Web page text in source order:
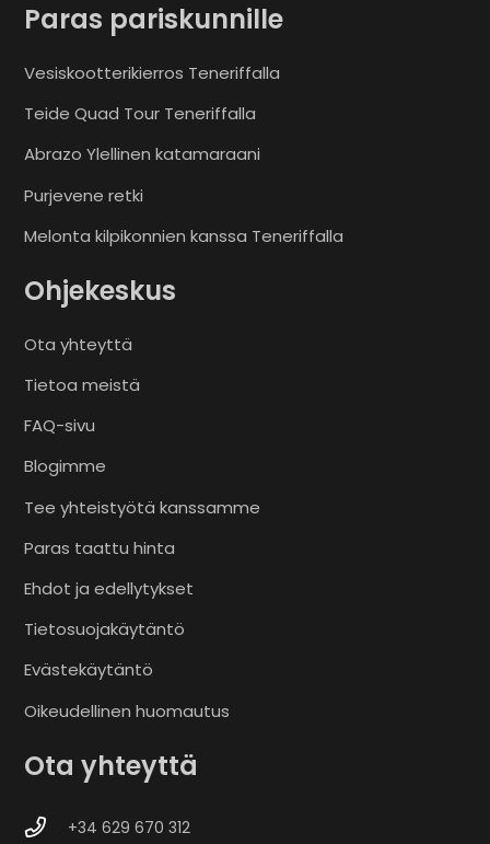
Paras pariskunnille
Vesiskootterikierros Teneriffalla
Teide Quad Tour Teneriffalla
Abrazo Ylellinen katamaraani
Purjevene retki
Melonta kilpikonnien kanssa Teneriffalla
Ohjekeskus
Ota yhteyttä
Tietoa meistä
FAQ-sivu
Blogimme
Tee yhteistyötä kanssamme
Paras taattu hinta
Ehdot ja edellytykset
Tietosuojakäytäntö
Evästekäytäntö
Oikeudellinen huomautus
Ota yhteyttä
+34 629 670 312